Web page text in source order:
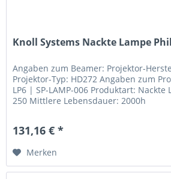
Knoll Systems Nackte Lampe
Angaben zum Beamer: Projektor-
Projektor-Typ: HD272 Angaben zum
LP6 | SP-LAMP-006 Produktart: Nackte
250 Mittlere Lebensdauer: 2000h
131,16 € *
Merken